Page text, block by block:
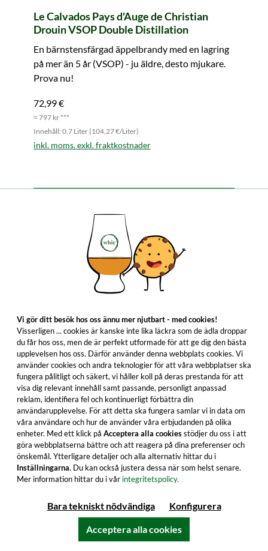
Le Calvados Pays d'Auge de Christian
Drouin VSOP Double Distillation
En bärnstensfärgad äppelbrandy med en lagring
på mer än 5 år (VSOP) - ju äldre, desto mjukare.
Prova nu!
72,99 €
≈ 797 kr ***
Innehåll: 0.7 Liter (104,27 €/Liter)
inkl. moms. exkl. fraktkostnader
Alla produktfunktioner
Christian Drouin Selection Calvados
Intensiv och frisk dominerar aromerna av ljusa
frukter den läckra Calvadosen från Frankrike.
Köp en flaska direkt!
49,99 €
inkl. moms. exkl. fraktkostnader
Vi gör ditt besök hos oss ännu mer njutbart - med cookies!
Visserligen ... cookies är kanske inte lika läckra som de ädla droppar
du får hos oss, men de är perfekt utformade för att ge dig den bästa
upplevelsen hos oss. Därför använder denna webbplats cookies. Vi
använder cookies och andra teknologier för att våra webbplatser ska
fungera pålitligt och säkert, vi håller koll på deras prestanda för att
visa dig relevant innehåll samt passande, personligt anpassad
reklam, identifiera fel och kontinuerligt förbättra din
användarupplevelse. För att detta ska fungera samlar vi in data om
våra användare och hur de använder våra erbjudanden på olika
enheter. Med ett klick på Acceptera alla cookiesstödjer du oss i att
göra webbplatserna bättre och att reagera på dina preferenser och
önskemål. Ytterligare detaljer och alla alternativ hittar du i
Inställningarna. Du kan också justera dessa när som helst senare.
Mer information hittar du i vår integritetspolicy.
Bara tekniskt nödvändiga Konfigurera
Acceptera alla cookies